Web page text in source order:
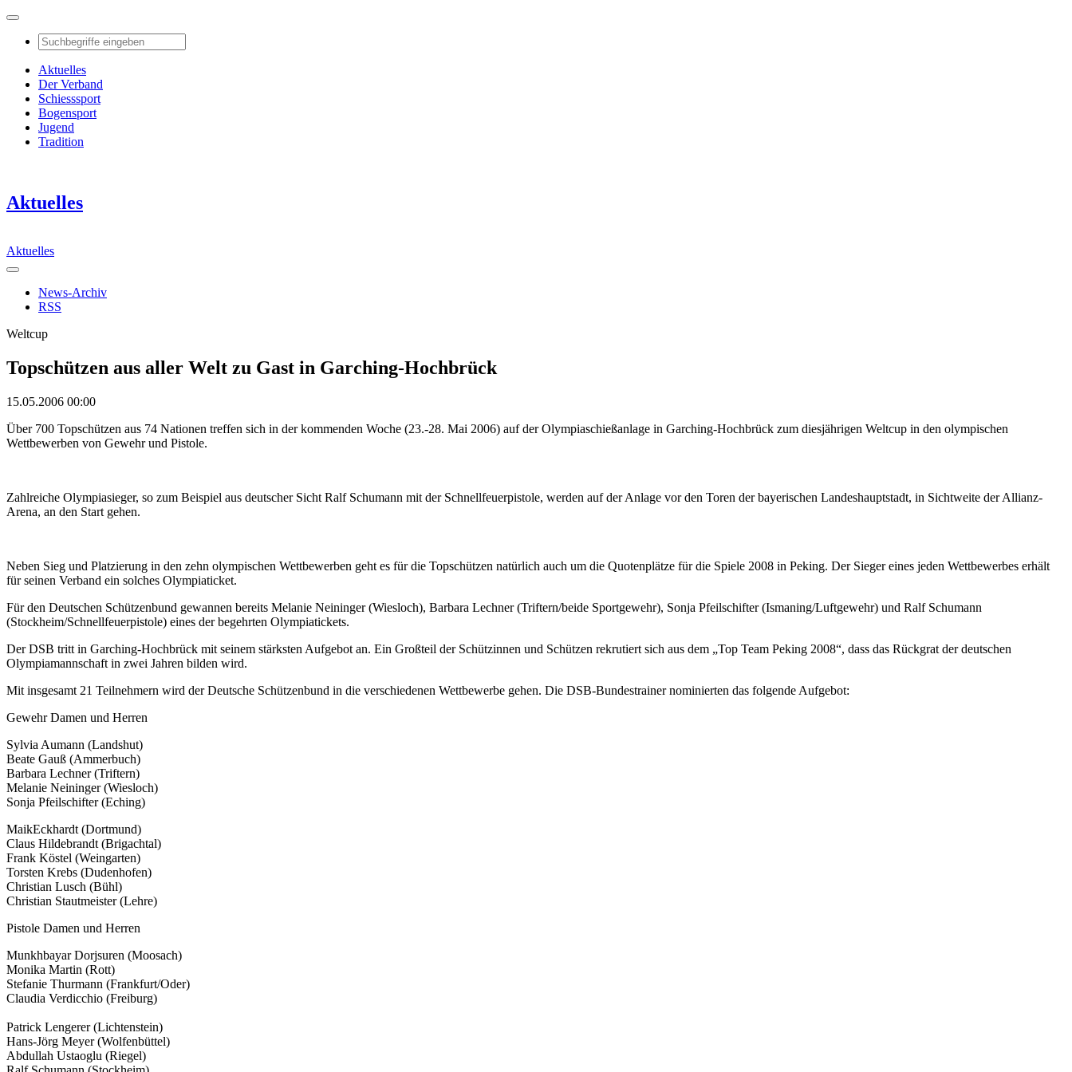
Aktuelles
Der Verband
Schiesssport
Bogensport
Jugend
Tradition
Aktuelles
Aktuelles
News-Archiv
RSS
Weltcup
Topschützen aus aller Welt zu Gast in Garching-Hochbrück
15.05.2006 00:00
Über 700 Topschützen aus 74 Nationen treffen sich in der kommenden Woche (23.-28. Mai 2006) auf der Olympiaschießanlage in Garching-Hochbrück zum diesjährigen Weltcup in den olympischen
Wettbewerben von Gewehr und Pistole.
Zahlreiche Olympiasieger, so zum Beispiel aus deutscher Sicht Ralf Schumann mit der Schnellfeuerpistole, werden auf der Anlage vor den Toren der bayerischen Landeshauptstadt, in Sichtweite der Allianz-
Arena, an den Start gehen.
Neben Sieg und Platzierung in den zehn olympischen Wettbewerben geht es für die Topschützen natürlich auch um die Quotenplätze für die Spiele 2008 in Peking. Der Sieger eines jeden Wettbewerbes erhält
für seinen Verband ein solches Olympiaticket.
Für den Deutschen Schützenbund gewannen bereits Melanie Neininger (Wiesloch), Barbara Lechner (Triftern/beide Sportgewehr), Sonja Pfeilschifter (Ismaning/Luftgewehr) und Ralf Schumann
(Stockheim/Schnellfeuerpistole) eines der begehrten Olympiatickets.
Der DSB tritt in Garching-Hochbrück mit seinem stärksten Aufgebot an. Ein Großteil der Schützinnen und Schützen rekrutiert sich aus dem „Top Team Peking 2008“, dass das Rückgrat der deutschen
Olympiamannschaft in zwei Jahren bilden wird.
Mit insgesamt 21 Teilnehmern wird der Deutsche Schützenbund in die verschiedenen Wettbewerbe gehen. Die DSB-Bundestrainer nominierten das folgende Aufgebot:
Gewehr Damen und Herren
Sylvia Aumann (Landshut)
Beate Gauß (Ammerbuch)
Barbara Lechner (Triftern)
Melanie Neininger (Wiesloch)
Sonja Pfeilschifter (Eching)
MaikEckhardt (Dortmund)
Claus Hildebrandt (Brigachtal)
Frank Köstel (Weingarten)
Torsten Krebs (Dudenhofen)
Christian Lusch (Bühl)
Christian Stautmeister (Lehre)
Pistole Damen und Herren
Munkhbayar Dorjsuren (Moosach)
Monika Martin (Rott)
Stefanie Thurmann (Frankfurt/Oder)
Claudia Verdicchio (Freiburg)
Patrick Lengerer (Lichtenstein)
Hans-Jörg Meyer (Wolfenbüttel)
Abdullah Ustaoglu (Riegel)